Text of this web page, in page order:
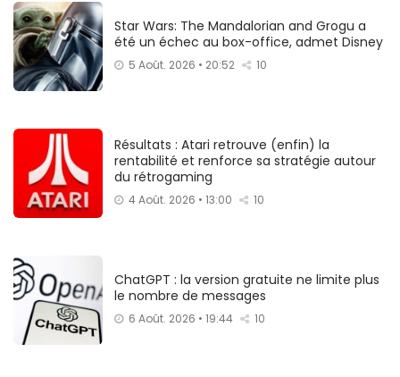
Star Wars: The Mandalorian and Grogu a
été un échec au box-office, admet Disney
5 Août. 2026 • 20:52 10
Résultats : Atari retrouve (enfin) la
rentabilité et renforce sa stratégie autour
du rétrogaming
4 Août. 2026 • 13:00 10
ChatGPT : la version gratuite ne limite plus
le nombre de messages
6 Août. 2026 • 19:44 10